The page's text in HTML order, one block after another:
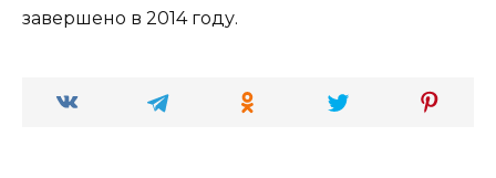
завершено в 2014 году.